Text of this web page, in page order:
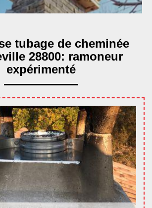
tubage de cheminée
28800: ramoneur
expérimenté